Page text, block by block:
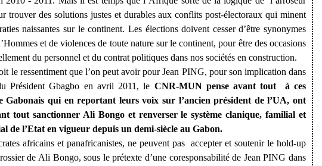
trouver des solutions justes et durables aux conflits post-électoraux qui minent
naissantes sur le continent. Les élections doivent cesser d’être synonymes
et de violences de toute nature sur le continent, pour être des occasions
du personnel et du contrat politiques dans nos sociétés en construction.
le ressentiment que l’on peut avoir pour Jean PING, pour son implication dans
Président Gbagbo en avril 2011, le CNR-MUN pense avant tout à ces
Gabonais qui en reportant leurs voix sur l’ancien président de l’UA, ont
tout sanctionner Ali Bongo et renverser le système clanique, familial et
de l’Etat en vigueur depuis un demi-siècle au Gabon.
africains et panafricanistes, ne peuvent pas accepter et soutenir le hold-up
de Ali Bongo, sous le prétexte d’une coresponsabilité de Jean PING dans